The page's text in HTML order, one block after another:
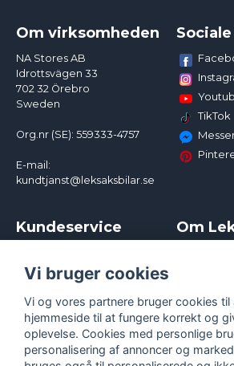
Om virksomheden
NA Stores AB
Idrottsvägen 33
702 32 Örebro
Sweden
Org.nr (SE): 559333-4757
E-mail:
kundtjanst@leksaksbilar.se
TikTok
Kundeservice
Kampagner og rabatter
Reklamation
Policy chase cars
Returnera
Logga in
Om
Cookies
Vi bruger cookies
Vi og vores partnere bruger cookies til
hjemmeside til at fungere korrekt og
oplevelse. Cookies med personlige
personalisering af annoncer og